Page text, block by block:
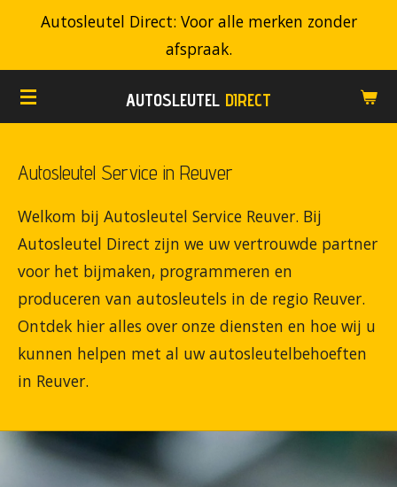
de
AUTOSLEUTEL DIRECT
Autosleutel Direct: Voor alle merken zonder
afspraak.
Autosleutel Service in Reuver
Welkom bij Autosleutel Service Reuver. Bij
Autosleutel Direct zijn we uw vertrouwde partner
voor het bijmaken, programmeren en
produceren van autosleutels in de regio Reuver.
Ontdek hier alles over onze diensten en hoe wij u
kunnen helpen met al uw autosleutelbehoeften
in Reuver.